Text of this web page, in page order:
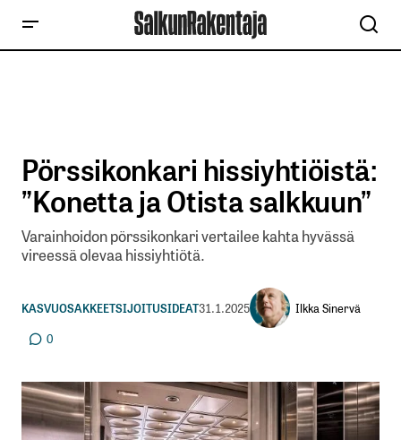
Pörssikonkari hissiyhtiöistä:
”Konetta ja Otista salkkuun”
Varainhoidon pörssikonkari vertailee kahta hyvässä
vireessä olevaa hissiyhtiötä.
KASVUOSAKKEETSIJOITUSIDEAT31.1.2025
Ilkka Sinervä
0